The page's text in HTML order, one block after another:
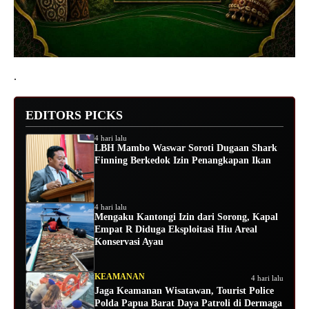
.
EDITORS PICKS
4 hari lalu
LBH Mambo Waswar Soroti Dugaan Shark
Finning Berkedok Izin Penangkapan Ikan
4 hari lalu
Mengaku Kantongi Izin dari Sorong, Kapal
Empat R Diduga Eksploitasi Hiu Areal
Konservasi Ayau
KEAMANAN 4 hari lalu
Jaga Keamanan Wisatawan, Tourist Police
Polda Papua Barat Daya Patroli di Dermaga